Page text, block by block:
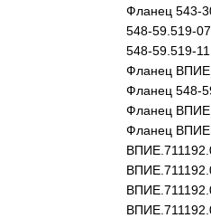
Фланец 543-
548-59.519-07
548-59.519-11
Фланец
Фланец 548-
Фланец
Фланец